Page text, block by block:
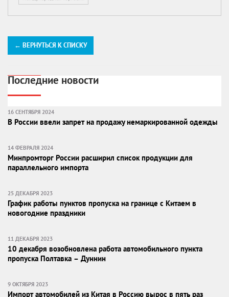
← ВЕРНУТЬСЯ К СПИСКУ
Последние новости
16 СЕНТЯБРЯ 2024
В России ввели запрет на продажу немаркированной одежды
14 ФЕВРАЛЯ 2024
Минпромторг России расширил список продукции для
параллельного импорта
25 ДЕКАБРЯ 2023
График работы пунктов пропуска на границе с Китаем в
новогодние праздники
11 ДЕКАБРЯ 2023
10 декабря возобновлена работа автомобильного пункта
пропуска Полтавка – Дуннин
9 ОКТЯБРЯ 2023
Импорт автомобилей из Китая в Россию вырос в пять раз